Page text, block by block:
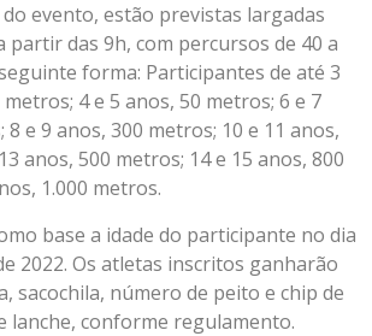
evento, estão previstas largadas
partir das 9h, com percursos de 40 a
forma: Participantes de até 3
4 e 5 anos, 50 metros; 6 e 7
e 9 anos, 300 metros; 10 e 11 anos,
anos, 500 metros; 14 e 15 anos, 800
1.000 metros.
base a idade do participante no dia
2022. Os atletas inscritos ganharão
sacochila, número de peito e chip de
lanche, conforme regulamento.